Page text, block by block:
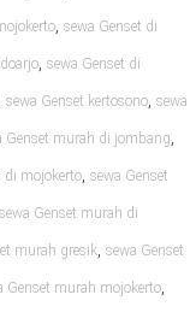
, sewa Genset di
, sewa Genset di
sewa Genset kertosono, sewa
Genset murah di jombang,
di mojokerto, sewa Genset
sewa Genset murah di
murah gresik, sewa Genset
Genset murah mojokerto,